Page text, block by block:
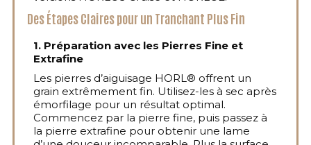
Des Étapes Claires pour un Tranchant Plus Fin
1. Préparation avec les Pierres Fine et
Extrafine
Les pierres d’aiguisage HORL® offrent un
grain extrêmement fin. Utilisez-les à sec après
émorfilage pour un résultat optimal.
Commencez par la pierre fine, puis passez à
la pierre extrafine pour obtenir une lame